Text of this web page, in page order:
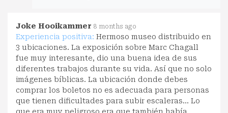
Joke Hooikammer 8 months ago
Experiencia positiva: Hermoso museo distribuido en
3 ubicaciones. La exposición sobre Marc Chagall
fue muy interesante, dio una buena idea de sus
diferentes trabajos durante su vida. Así que no solo
imágenes bíblicas. La ubicación donde debes
comprar los boletos no es adecuada para personas
que tienen dificultades para subir escaleras... Lo